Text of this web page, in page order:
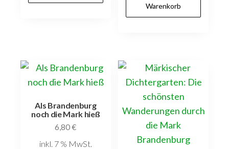
Warenkorb
Als Brandenburg
noch die Mark hieß
6,80€
inkl. 7 % MwSt.